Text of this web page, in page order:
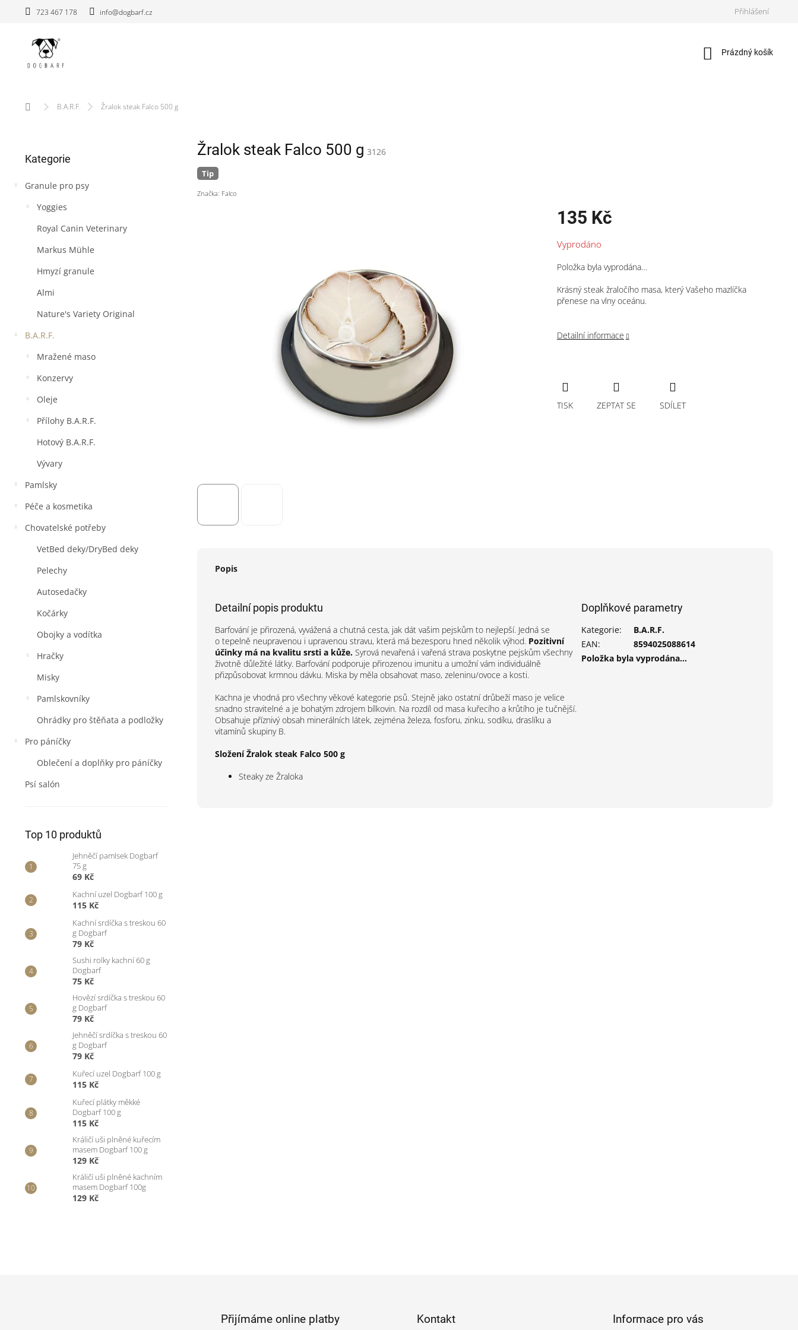
723 467 178 info@dogbarf.cz Přihlášení
Nákupní
Prázdný košík
Domů B.A.R.F. Žralok steak Falco 500 g
s
r
a
kategorie
Kategorie
Granule pro psy
Yoggies
Royal Canin Veterinary
Markus Mühle
Hmyzí granule
Almi
Nature's Variety Original
B.A.R.F.
Mražené maso
Konzervy
Oleje
Přílohy B.A.R.F.
Hotový B.A.R.F.
Vývary
Pamlsky
Péče a kosmetika
Chovatelské potřeby
VetBed deky/DryBed deky
Pelechy
Autosedačky
Kočárky
Obojky a vodítka
Hračky
Misky
Pamlskovníky
Ohrádky pro štěňata a podložky
Pro páníčky
Oblečení a doplňky pro páníčky
Psí salón
Top 10 produktů
Jehněčí pamlsek Dogbarf
75 g
69 Kč
Kachní uzel Dogbarf 100 g
115 Kč
Kachní srdíčka s treskou 60
g Dogbarf
79 Kč
Sushi rolky kachní 60 g
Dogbarf
75 Kč
Hovězí srdíčka s treskou 60
g Dogbarf
79 Kč
Jehněčí srdíčka s treskou 60
g Dogbarf
79 Kč
Kuřecí uzel Dogbarf 100 g
115 Kč
Kuřecí plátky měkké
Dogbarf 100 g
115 Kč
Králičí uši plněné kuřecím
masem Dogbarf 100 g
129 Kč
Králičí uši plněné kachním
masem Dogbarf 100g
129 Kč
Žralok steak Falco 500 g 3126
Tip
Značka: Falco
135 Kč
cena:
Vyprodáno
Položka byla vyprodána…
Krásný steak žraločího masa, který Vašeho mazlíčka
přenese na vlny oceánu.
Detailní informace
TISK ZEPTAT SE SDÍLET
Popis
Detailní popis produktu
Barfování je přirozená, vyvážená a chutná cesta, jak dát vašim pejskům to nejlepší. Jedná se
o tepelně neupravenou i upravenou stravu, která má bezesporu hned několik výhod. Pozitivní
účinky má na kvalitu srsti a kůže. Syrová nevařená i vařená strava poskytne pejskům všechny
životně důležité látky. Barfování podporuje přirozenou imunitu a umožní vám individuálně
přizpůsobovat krmnou dávku. Miska by měla obsahovat maso, zeleninu/ovoce a kosti.
Kachna je vhodná pro všechny věkové kategorie psů. Stejně jako ostatní drůbeží maso je velice
snadno stravitelné a je bohatým zdrojem bílkovin. Na rozdíl od masa kuřecího a krůtího je tučnější.
Obsahuje příznivý obsah minerálních látek, zejména železa, fosforu, zinku, sodíku, draslíku a
vitamínů skupiny B.
Složení Žralok steak Falco 500 g
Steaky ze Žraloka
Doplňkové parametry
Kategorie:
B.A.R.F.
EAN:
8594025088614
Položka byla vyprodána…
Přijímáme online platby Kontakt Informace pro vás